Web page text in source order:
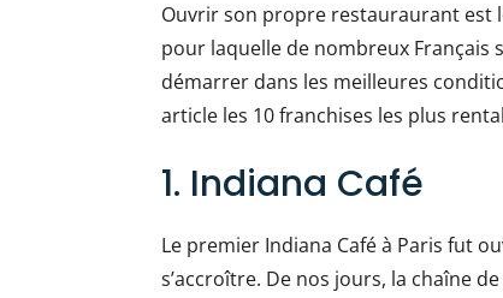
Ouvrir son propre restauraurant est
pour laquelle de nombreux Français
démarrer dans les meilleures
article les 10 franchises les plus
1. Indiana Café
Le premier Indiana Café à Paris fut
s’accroître. De nos jours, la chaîne